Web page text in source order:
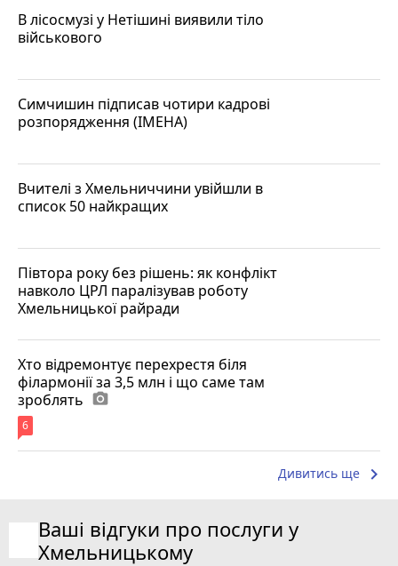
В лісосмузі у Нетішині виявили тіло
військового
Симчишин підписав чотири кадрові
розпорядження (ІМЕНА)
Вчителі з Хмельниччини увійшли в
список 50 найкращих
Півтора року без рішень: як конфлікт
навколо ЦРЛ паралізував роботу
Хмельницької райради
Хто відремонтує перехрестя біля
філармонії за 3,5 млн і що саме там
зроблять photo_camera
6
Дивитись ще keyboard_arrow_right
Ваші відгуки про послуги у
Хмельницькому